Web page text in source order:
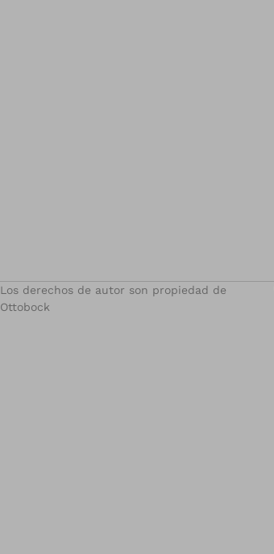
Los derechos de autor son propiedad de
Ottobock